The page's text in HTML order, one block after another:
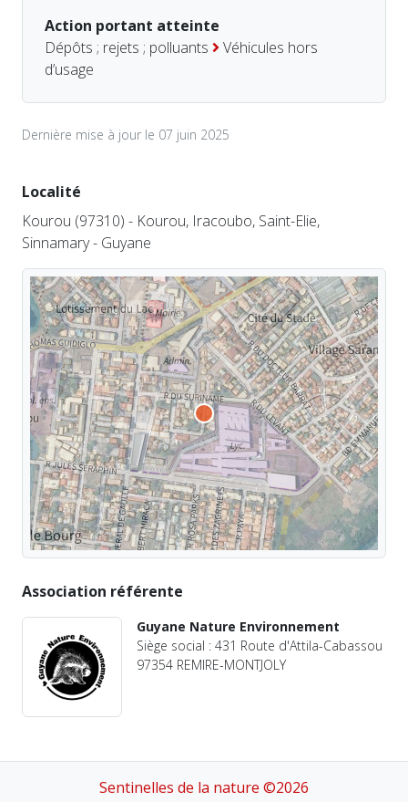
Action portant atteinte
Dépôts ; rejets ; polluants
Véhicules hors
d’usage
Dernière mise à jour le 07 juin 2025
Localité
Kourou (97310) - Kourou, Iracoubo, Saint-Elie,
Sinnamary - Guyane
Association référente
Guyane Nature Environnement
Siège social : 431 Route d'Attila-Cabassou
97354 REMIRE-MONTJOLY
Sentinelles de la nature ©2026